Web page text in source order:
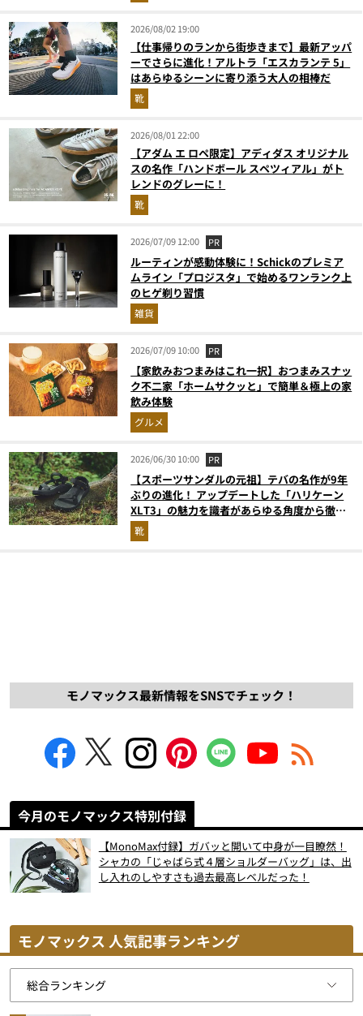
2026/08/02 19:00
【仕事帰りのランから街歩きまで】最新アッパ
ーでさらに進化！アルトラ「エスカランテ 5」
はあらゆるシーンに寄り添う大人の相棒だ
靴
2026/08/01 22:00
【アダム エ ロペ限定】アディダス オリジナル
スの名作「ハンドボール スペツィアル」がト
レンドのグレーに！
靴
2026/07/09 12:00 PR
ルーティンが感動体験に！Schickのプレミア
ムライン「プロジスタ」で始めるワンランク上
のヒゲ剃り習慣
雑貨
2026/07/09 10:00 PR
【家飲みおつまみはこれ一択】おつまみスナッ
ク不二家「ホームサクッと」で簡単＆極上の家
飲み体験
グルメ
2026/06/30 10:00 PR
【スポーツサンダルの元祖】テバの名作が9年
ぶりの進化！ アップデートした「ハリケーン
XLT3」の魅力を識者があらゆる角度から徹底
解説！
靴
モノマックス最新情報をSNSでチェック！
今月のモノマックス特別付録
【MonoMax付録】ガバッと開いて中身が一目瞭然！
シャカの「じゃばら式４層ショルダーバッグ」は、出
し入れのしやすさも過去最高レベルだった！
モノマックス 人気記事ランキング